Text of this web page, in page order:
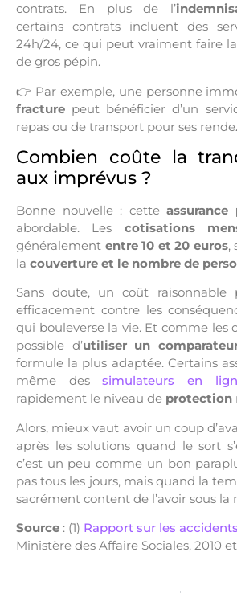
contrats. En plus de l’
certains contrats incluent des
24h/24, ce qui peut vraiment faire
de gros pépin.
👉 Par exemple, une personne
fracture peut bénéficier d’un
repas ou de transport pour ses
Combien coûte la
aux imprévus ?
Bonne nouvelle : cette assurance
abordable. Les cotisations
généralement entre 10 et 20 euros,
la couverture et le nombre de
Sans doute, un coût raisonnable
efficacement contre les
qui bouleverse la vie. Et comme les
possible d’utiliser un
formule la plus adaptée. Certains
même dessimulateurs en
rapidement le niveau de protection
Alors, mieux vaut avoir un coup
après les solutions quand le sort
c’est un peu comme un bon
pas tous les jours, mais quand la
sacrément content de l’avoir sous la
Source : (1) Rapport sur les
Ministère des Affaire Sociales, 2010